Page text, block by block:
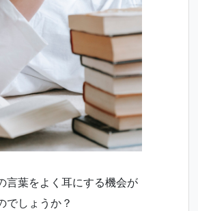
言葉をよく耳にする機会が
でしょうか？